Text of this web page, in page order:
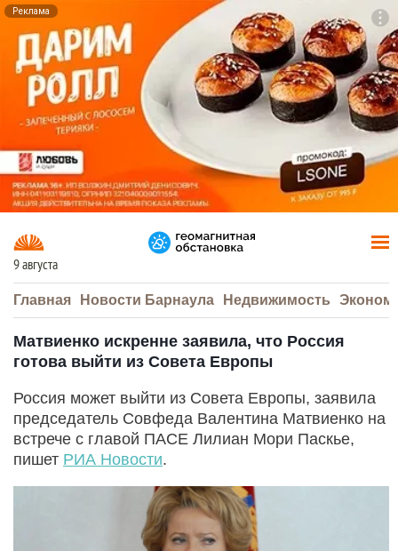
Реклама
9 августа
Главная Новости Барнаула Недвижимость
Матвиенко искренне заявила, что Россия
готова выйти из Совета Европы
Россия может выйти из Совета Европы, заявила
председатель Совфеда Валентина Матвиенко на
встрече с главой ПАСЕ Лилиан Мори Паскье,
пишет РИА Новости.